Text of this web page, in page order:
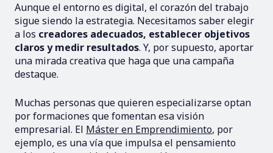
Aunque el entorno es digital, el corazón del trabajo
sigue siendo la estrategia. Necesitamos saber elegir
a los creadores adecuados, establecer objetivos
claros y medir resultados. Y, por supuesto, aportar
una mirada creativa que haga que una campaña
destaque.
Muchas personas que quieren especializarse optan
por formaciones que fomentan esa visión
empresarial. El Máster en Emprendimiento, por
ejemplo, es una vía que impulsa el pensamiento